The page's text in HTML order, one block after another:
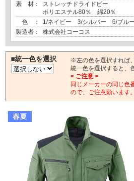
素 材：
ストレッチドライドビー
ポリエステル80％ 綿20％
色 ：
1/ネイビー 3/シルバー 6/ブル
製造者：
株式会社コーコス
■統一色を選択
※左の色を選択すれば
統一色を選択すると、
< ご注意 >
同じメーカーの同じ色
ので、ご注意願います。